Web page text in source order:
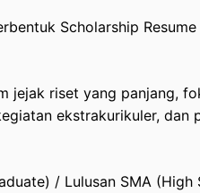
Scholarship
jejak riset yang panjang,
ekstrakurikuler, dan
/ Lulusan SMA (High